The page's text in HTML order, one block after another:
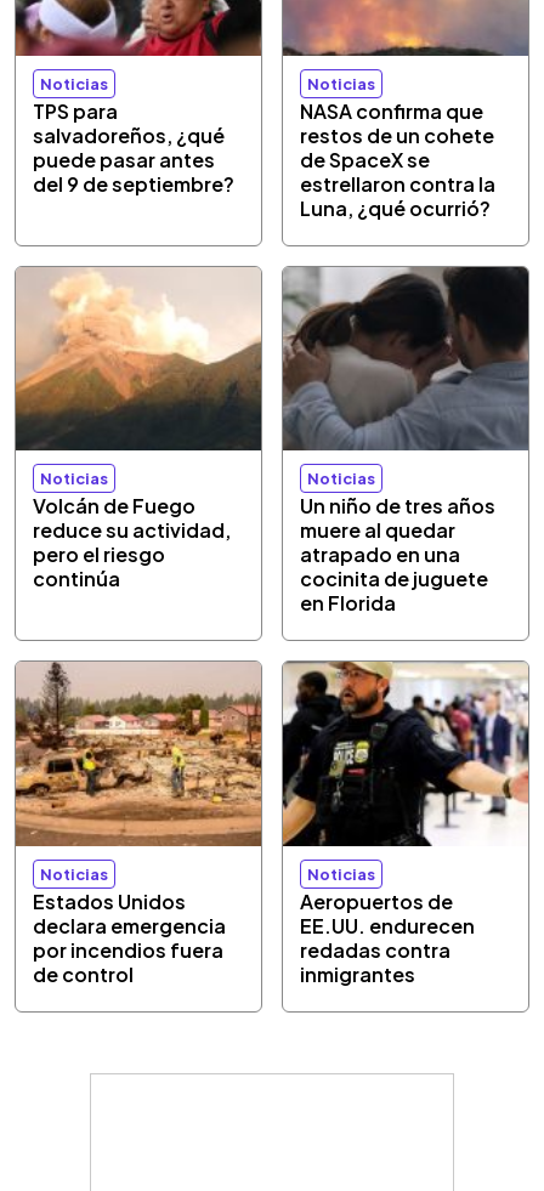
Noticias
TPS para
salvadoreños, ¿qué
puede pasar antes
del 9 de septiembre?
Noticias
NASA confirma que
restos de un cohete
de SpaceX se
estrellaron contra la
Luna, ¿qué ocurrió?
Noticias
Volcán de Fuego
reduce su actividad,
pero el riesgo
continúa
Noticias
Un niño de tres años
muere al quedar
atrapado en una
cocinita de juguete
en Florida
Noticias
Estados Unidos
declara emergencia
por incendios fuera
de control
Noticias
Aeropuertos de
EE.UU. endurecen
redadas contra
inmigrantes